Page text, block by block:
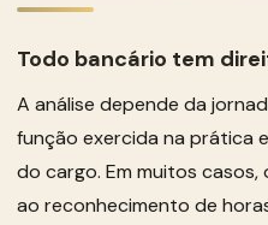
Todo bancário tem
A análise depende da
função exercida na prática
do cargo. Em muitos
ao reconhecimento de